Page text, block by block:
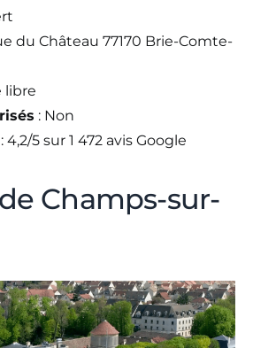
du Château 77170 Brie-Comte-
libre
: Non
: 4,2/5 sur 1 472 avis Google
Champs-sur-